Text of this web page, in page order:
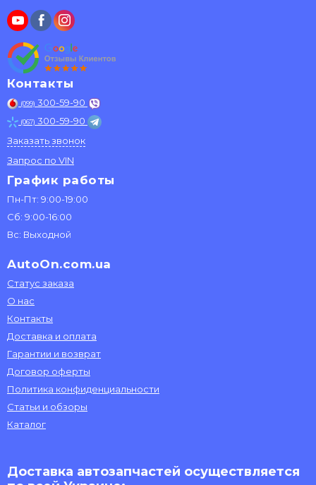
Контакты
(099) 300-59-90
(067) 300-59-90
Заказать звонок
Запрос по VIN
График работы
Пн-Пт: 9:00-19:00
Сб: 9:00-16:00
Вс: Выходной
AutoOn.com.ua
Статус заказа
О нас
Контакты
Доставка и оплата
Гарантии и возврат
Договор оферты
Политика конфиденциальности
Статьи и обзоры
Каталог
Доставка автозапчастей осуществляется